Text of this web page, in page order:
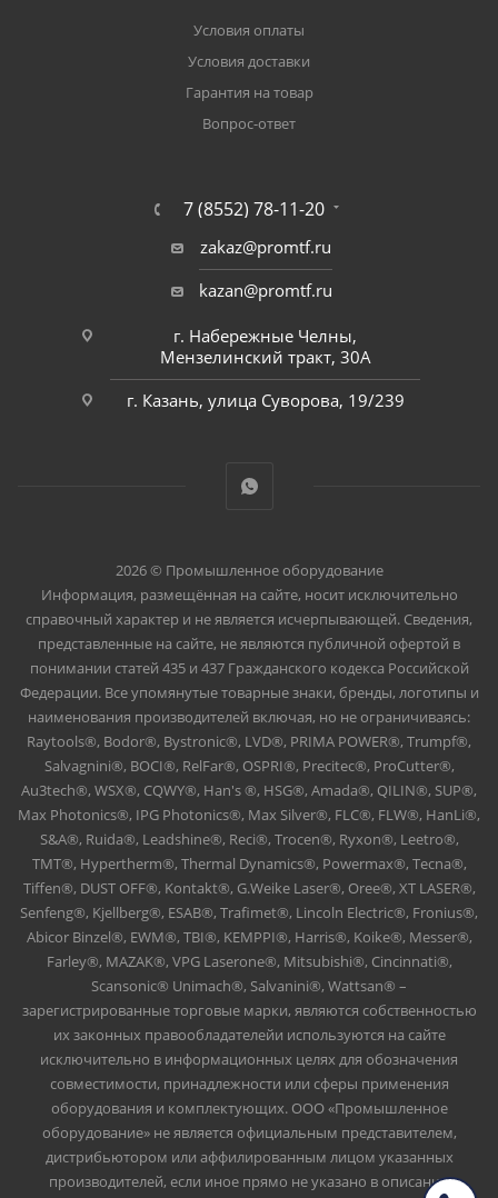
Условия оплаты
Условия доставки
Гарантия на товар
Вопрос-ответ
7 (8552) 78-11-20
zakaz@promtf.ru
kazan@promtf.ru
г. Набережные Челны,
Мензелинский тракт, 30А
г. Казань, улица Суворова, 19/239
2026 © Промышленное оборудование
Информация, размещённая на сайте, носит исключительно
справочный характер и не является исчерпывающей. Сведения,
представленные на сайте, не являются публичной офертой в
понимании статей 435 и 437 Гражданского кодекса Российской
Федерации. Все упомянутые товарные знаки, бренды, логотипы и
наименования производителей включая, но не ограничиваясь:
Raytools®, Bodor®, Bystronic®, LVD®, PRIMA POWER®, Trumpf®,
Salvagnini®, BOCI®, RelFar®, OSPRI®, Precitec®, ProCutter®,
Au3tech®, WSX®, CQWY®, Han's ®, HSG®, Amada®, QILIN®, SUP®,
Max Photonics®, IPG Photonics®, Max Silver®, FLC®, FLW®, HanLi®,
S&A®, Ruida®, Leadshine®, Reci®, Trocen®, Ryxon®, Leetro®,
TMT®, Hypertherm®, Thermal Dynamics®, Powermax®, Tecna®,
Tiffen®, DUST OFF®, Kontakt®, G.Weike Laser®, Oree®, XT LASER®,
Senfeng®, Kjellberg®, ESAB®, Trafimet®, Lincoln Electric®, Fronius®,
Abicor Binzel®, EWM®, TBI®, KEMPPI®, Harris®, Koike®, Messer®,
Farley®, MAZAK®, VPG Laserone®, Mitsubishi®, Cincinnati®,
Scansonic® Unimach®, Salvanini®, Wattsan® –
зарегистрированные торговые марки, являются собственностью
их законных правообладателейи используются на сайте
исключительно в информационных целях для обозначения
совместимости, принадлежности или сферы применения
оборудования и комплектующих. ООО «Промышленное
оборудование» не является официальным представителем,
дистрибьютором или аффилированным лицом указанных
производителей, если иное прямо не указано в описании